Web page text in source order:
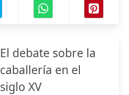
El debate sobre la
caballería en el
siglo XV